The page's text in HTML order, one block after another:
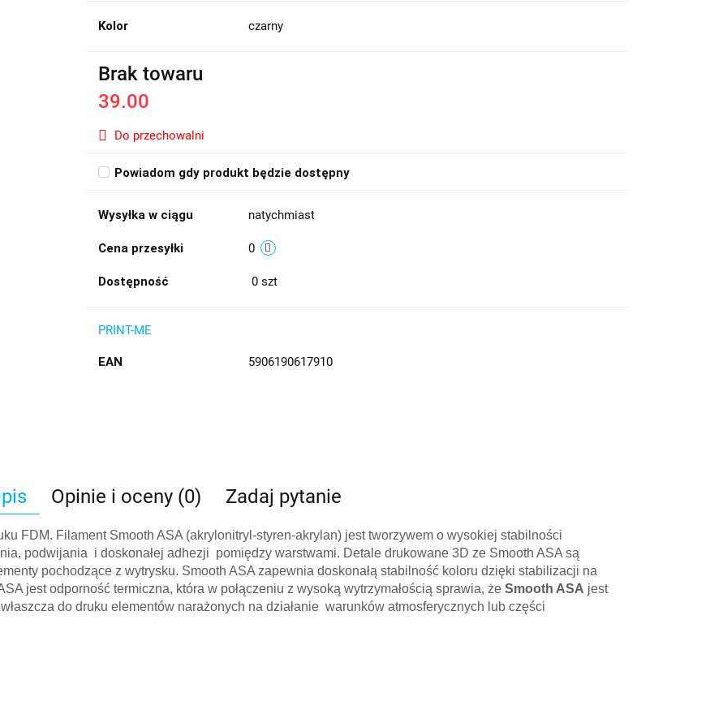
Kolor czarny
Brak towaru
39.00
Do przechowalni
Powiadom gdy produkt będzie dostępny
Wysyłka w ciągu natychmiast
Cena przesyłki 0
Dostępność 0 szt
PRINT-ME
EAN 5906190617910
Opinie i oceny (0) Zadaj pytanie
FDM. Filament Smooth ASA (akrylonitryl-styren-akrylan) jest tworzywem o wysokiej stabilności
podwijania i doskonałej adhezji pomiędzy warstwami. Detale drukowane 3D ze Smooth ASA są
pochodzące z wytrysku. Smooth ASA zapewnia doskonałą stabilność koloru dzięki stabilizacji na
jest odporność termiczna, która w połączeniu z wysoką wytrzymałością sprawia, że Smooth ASA jest
do druku elementów narażonych na działanie warunków atmosferycznych lub części